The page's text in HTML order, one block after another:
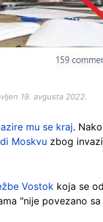
19. avgusta 2022.
mu se kraj.
Moskvu zbog
Vostok koja se
"nije povezano